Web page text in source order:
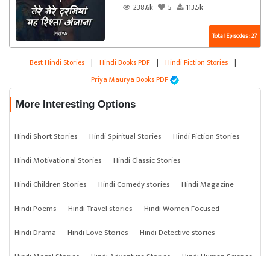
238.6k
5 113.5k
Total Episodes : 27
Best Hindi Stories | Hindi Books PDF | Hindi Fiction Stories |
Priya Maurya Books PDF
More Interesting Options
Hindi Short Stories Hindi Spiritual Stories
Hindi Fiction Stories
Hindi Motivational Stories
Hindi Classic Stories
Hindi Children Stories
Hindi Comedy stories
Hindi Magazine
Hindi Poems
Hindi Travel stories
Hindi Women Focused
Hindi Drama
Hindi Love Stories
Hindi Detective stories